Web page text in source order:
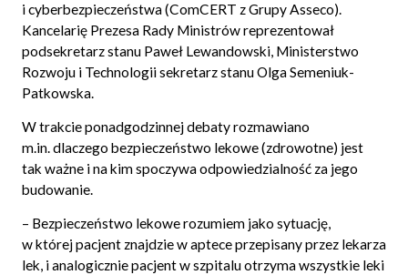
i cyberbezpieczeństwa (ComCERT z Grupy Asseco).
Kancelarię Prezesa Rady Ministrów reprezentował
podsekretarz stanu Paweł Lewandowski, Ministerstwo
Rozwoju i Technologii sekretarz stanu Olga Semeniuk-
Patkowska.
W trakcie ponadgodzinnej debaty rozmawiano
m.in. dlaczego bezpieczeństwo lekowe (zdrowotne) jest
tak ważne i na kim spoczywa odpowiedzialność za jego
budowanie.
– Bezpieczeństwo lekowe rozumiem jako sytuację,
w której pacjent znajdzie w aptece przepisany przez lekarza
lek, i analogicznie pacjent w szpitalu otrzyma wszystkie leki